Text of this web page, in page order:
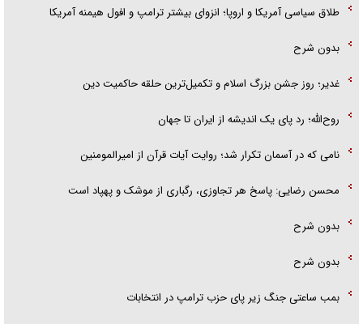
طلاق سیاسی آمریکا و اروپا؛ انزوای بیشتر ترامپ و افول هیمنه آمریکا
بدون شرح
غدیر؛ روز جشن بزرگ اسلام و تکمیل‌ترین حلقه حاکمیت دین
روح‌الله؛ رد پای یک اندیشه از ایران تا جهان
نامی که در آسمان تکرار شد؛ روایت آیات قرآن از امیرالمومنین
محسن رضایی: پاسخ هر تجاوزی، رگباری از موشک و پهپاد است
بدون شرح
بدون شرح
بمب ساعتی جنگ زیر پای حزب ترام‍پ در انتخابات